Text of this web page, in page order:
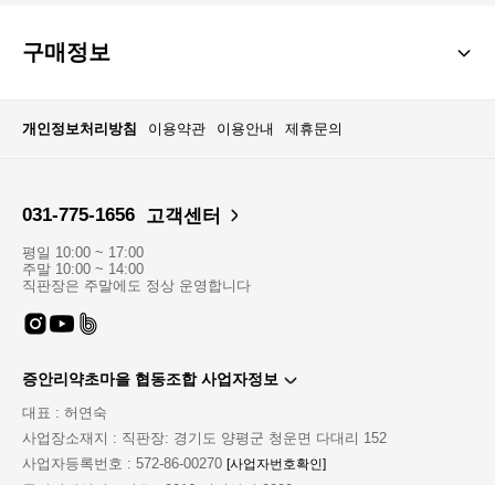
구매정보
개인정보처리방침 이용약관 이용안내 제휴문의
031-775-1656 고객센터
평일 10:00 ~ 17:00
주말 10:00 ~ 14:00
직판장은 주말에도 정상 운영합니다
증안리약초마을 협동조합 사업자정보
대표 : 허연숙
사업장소재지 : 직판장: 경기도 양평군 청운면 다대리 152
사업자등록번호 : 572-86-00270 [사업자번호확인]